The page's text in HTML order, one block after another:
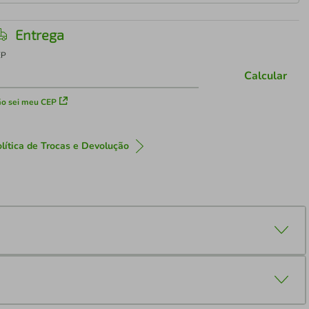
Entrega
sei meu CEP
Calcular
de Trocas e Devolução